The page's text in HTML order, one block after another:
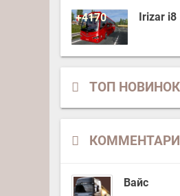
+4170 Irizar i8
ТОП НОВИНОК
Вайс